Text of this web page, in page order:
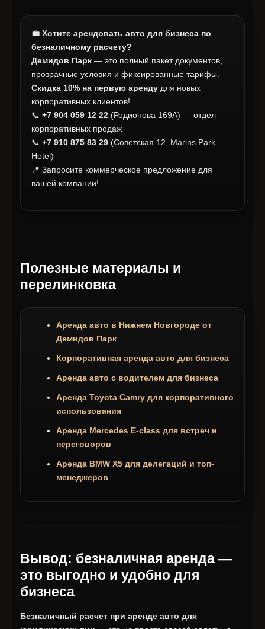
💼 Хотите арендовать авто для бизнеса по
безналичному расчету?
Демидов Парк — это полный пакет документов,
прозрачные условия и фиксированные тарифы.
Скидка 10% на первую аренду для новых
корпоративных клиентов!
📞 +7 904 059 12 22 (Родионова 169А) — отдел
корпоративных продаж
📞 +7 910 875 83 29 (Советская 12, Marins Park
Hotel)
📍 Запросите коммерческое предложение для
вашей компании!
Полезные материалы и
перелинковка
Аренда авто в Нижнем Новгороде от
Демидов Парк
Корпоративная аренда авто для бизнеса
Аренда авто с водителем для бизнеса
Аренда Toyota Camry для корпоративного
использования
Аренда Mercedes E-class для встреч и
переговоров
Аренда BMW X5 для делегаций и топ-
менеджеров
Вывод: безналичная аренда —
это выгодно и удобно для
бизнеса
Безналичный расчет при аренде авто для